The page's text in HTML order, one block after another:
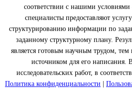
соответствии с нашими
специалисты предоставляют
структурированию информации по
заданному структурному плану.
является готовым научным трудом,
источником для его написания.
исследовательских работ, в
Политика конфиденциальности